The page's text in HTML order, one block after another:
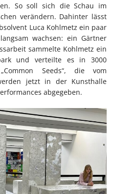
So soll sich die Schau im
verändern. Dahinter lässt
Luca Kohlmetz ein paar
wachsen: ein Gärtner
sammelte Kohlmetz ein
und verteilte es in 3000
Seeds“, die vom
jetzt in der Kunsthalle
abgegeben.